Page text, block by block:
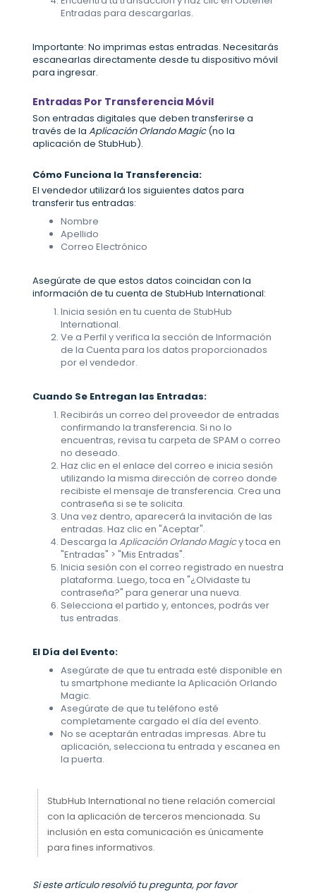
Entradas para descargarlas.
Importante: No imprimas estas entradas. Necesitarás
escanearlas directamente desde tu dispositivo móvil
para ingresar.
Entradas Por Transferencia Móvil
Son entradas digitales que deben transferirse a
través de la Aplicación Orlando Magic(no la
aplicación de StubHub).
Cómo Funciona la Transferencia:
El vendedor utilizará los siguientes datos para
transferir tus entradas:
Nombre
Apellido
Correo Electrónico
Asegúrate de que estos datos coincidan con la
información de tu cuenta de StubHub International:
Inicia sesión en tu cuenta de StubHub
International.
Ve a Perfil y verifica la sección de Información
de la Cuenta para los datos proporcionados
por el vendedor.
Cuando Se Entregan las Entradas:
Recibirás un correo del proveedor de entradas
confirmando la transferencia. Si no lo
encuentras, revisa tu carpeta de SPAM o correo
no deseado.
Haz clic en el enlace del correo e inicia sesión
utilizando la misma dirección de correo donde
recibiste el mensaje de transferencia. Crea una
contraseña si se te solicita.
Una vez dentro, aparecerá la invitación de las
entradas. Haz clic en "Aceptar".
Descarga la Aplicación Orlando Magicy toca en
"Entradas" > "Mis Entradas".
Inicia sesión con el correo registrado en nuestra
plataforma. Luego, toca en "¿Olvidaste tu
contraseña?" para generar una nueva.
Selecciona el partido y, entonces, podrás ver
tus entradas.
El Día del Evento:
Asegúrate de que tu entrada esté disponible en
tu smartphone mediante la Aplicación Orlando
Magic.
Asegúrate de que tu teléfono esté
completamente cargado el día del evento.
No se aceptarán entradas impresas. Abre tu
aplicación, selecciona tu entrada y escanea en
la puerta.
StubHub International no tiene relación comercial
con la aplicación de terceros mencionada. Su
inclusión en esta comunicación es únicamente
para fines informativos.
Si este artículo resolvió tu pregunta, por favor